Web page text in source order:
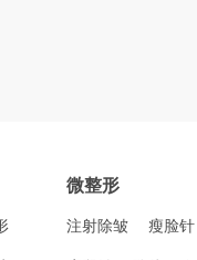
微整形
注射除皱 瘦脸针